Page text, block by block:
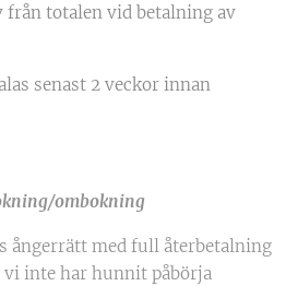
från totalen vid betalning av
senast 2 veckor innan
ombokning
ångerrätt med full återbetalning
vi inte har hunnit påbörja